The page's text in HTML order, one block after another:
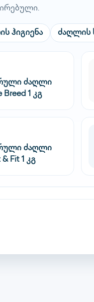
ჰიგიენა ძაღლის
ძაღლი
Breed 1 კგ
ძაღლი
Fit 1 კგ